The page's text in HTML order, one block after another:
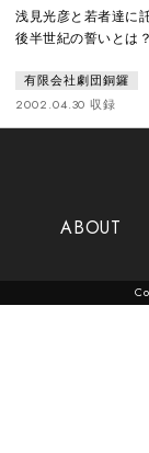
浅見光彦と若者達に
後半世紀の誓いとは
を訪れた浅見光彦と
マン・小内美由紀は
礼している飯島とい
て発見された。老人
に、元文部官僚のこ
出身の若きエリート
有限会社劇団銅鑼
2002.04.30 収録
ABOUT